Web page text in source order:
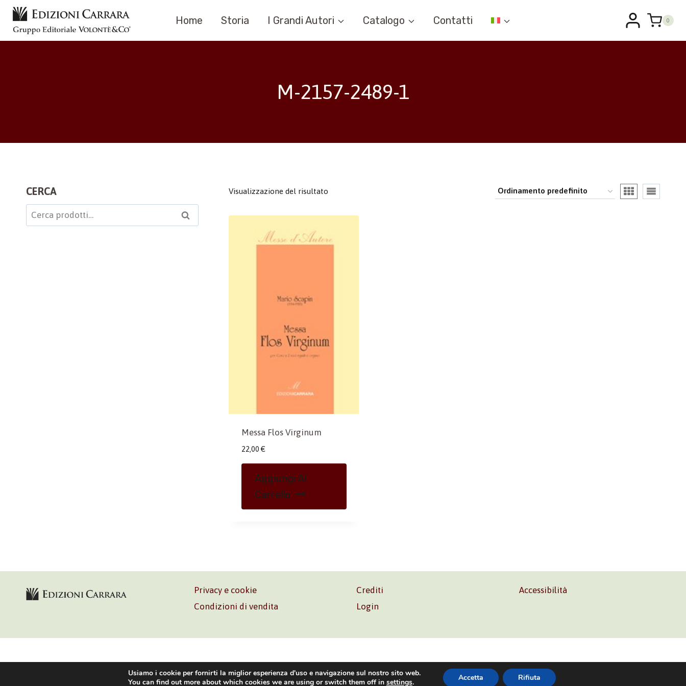
Salta
contenuto
Home Storia I Grandi Autori Catalogo Contatti 0
M-2157-2489-1
Visualizzazione del risultato
Messa Flos Virginum
22,00 €
Aggiungi Al
Carrello
CERCA
Cerca: Cerca
Privacy e cookie
Condizioni di vendita
Crediti
Login
Accessibilità
Usiamo i cookie per fornirti la miglior esperienza d'uso e navigazione sul nostro sito web.
You can find out more about which cookies we are using or switch them off in settings. Accetta Rifiuta